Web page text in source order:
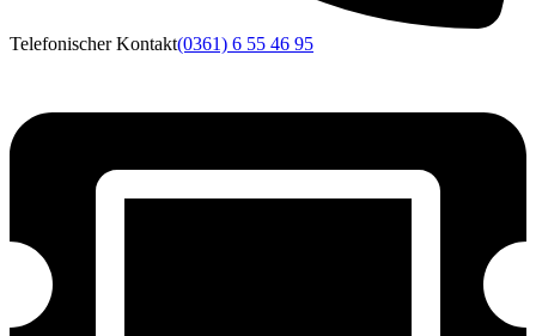
Telefonischer Kontakt(0361) 6 55 46 95